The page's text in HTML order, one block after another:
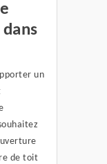
un
de toit